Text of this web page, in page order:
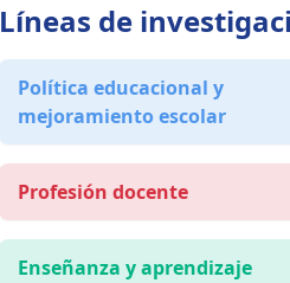
Líneas de
Política educacional y
mejoramiento escolar
Profesión docente
Enseñanza y aprendizaje